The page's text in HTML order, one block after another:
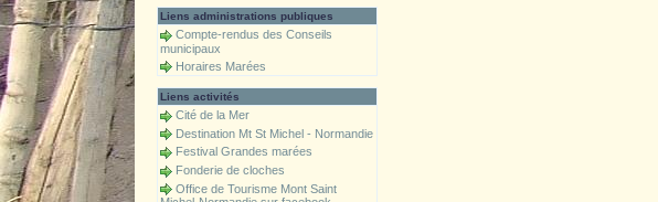
Liens administrations publiques
Compte-rendus des Conseils
municipaux
Horaires Marées
Liens activités
Cité de la Mer
Destination Mt St Michel - Normandie
Festival Grandes marées
Fonderie de cloches
Office de Tourisme Mont Saint